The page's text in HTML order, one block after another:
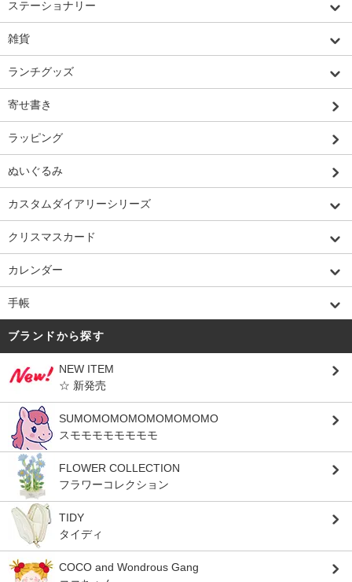
ステーショナリー
雑貨
ランチグッズ
寄せ書き
ラッピング
ぬいぐるみ
カスタムダイアリーシリーズ
クリスマスカード
カレンダー
手帳
ブランドから探す
NEW ITEM
☆ 新発売
SUMOMOMOMOMOMOMOMO
スモモモモモモモモ
FLOWER COLLECTION
フラワーコレクション
TIDY
タイディ
COCO and Wondrous Gang